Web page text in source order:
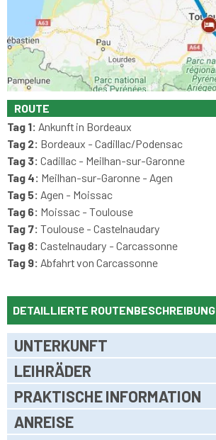
ROUTE
Tag 1: Ankunft in Bordeaux
Tag 2: Bordeaux - Cadillac/Podensac
Tag 3: Cadillac - Meilhan-sur-Garonne
Tag 4: Meilhan-sur-Garonne - Agen
Tag 5: Agen - Moissac
Tag 6: Moissac - Toulouse
Tag 7: Toulouse - Castelnaudary
Tag 8: Castelnaudary - Carcassonne
Tag 9: Abfahrt von Carcassonne
DETAILLIERTE ROUTENBESCHREIBUNG
UNTERKUNFT
LEIHRÄDER
PRAKTISCHE INFORMATION
ANREISE